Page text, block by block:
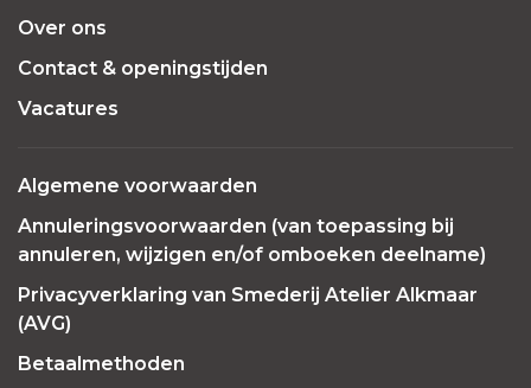
Over ons
Contact & openingstijden
Vacatures
Algemene voorwaarden
Annuleringsvoorwaarden (van toepassing bij
annuleren, wijzigen en/of omboeken deelname)
Privacyverklaring van Smederij Atelier Alkmaar
(AVG)
Betaalmethoden